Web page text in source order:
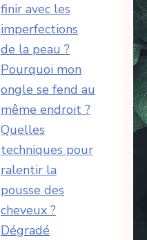
finir avec les
imperfections
de la peau ?
Pourquoi mon
ongle se fend au
même endroit ?
Quelles
techniques pour
ralentir la
pousse des
cheveux ?
Dégradé